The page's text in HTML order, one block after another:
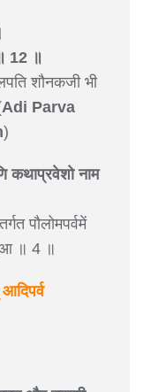
॥ 12 ॥
शौनकजी भी
Adi Parva
)
कथाप्रवेशो नाम
पौलोमपर्वमें
॥ 4 ॥